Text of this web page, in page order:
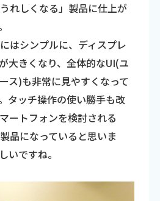
れしくなる」製品に仕上が
はシンプルに、ディスプレ
大きくなり、全体的なUI(ユ
ス)も非常に見やすくなって
タッチ操作の使い勝手も改
ートフォンを検討される
品になっていると思いま
いですね。